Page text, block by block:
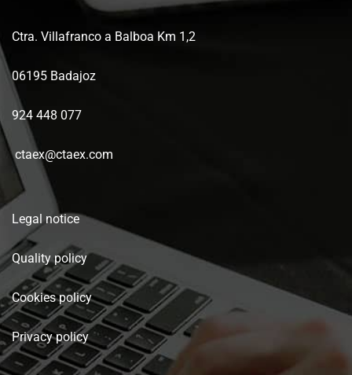
Ctra. Villafranco a Balboa Km 1,2
06195 Badajoz
924 448 077
ctaex@ctaex.com
Legal notice
Quality policy
Cookies policy
Privacy policy